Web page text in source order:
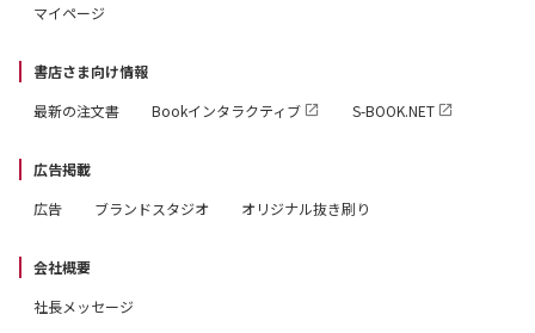
マイページ
書店さま向け情報
最新の注文書
Bookインタラクティブ S-BOOK.NET
広告掲載
広告
ブランドスタジオ オリジナル抜き刷り
会社概要
社長メッセージ